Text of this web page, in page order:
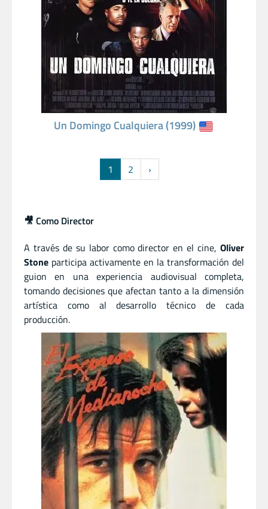
Un Domingo Cualquiera (1999)
1 2 ›
🎥 Como Director
A través de su labor como director en el cine, Oliver
Stone participa activamente en la transformación del
guion en una experiencia audiovisual completa,
tomando decisiones que afectan tanto a la dimensión
artística como al desarrollo técnico de cada
producción.